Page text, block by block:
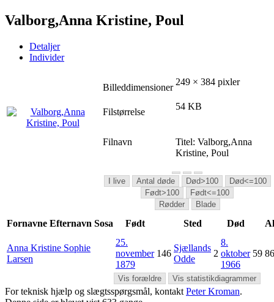
Valborg,Anna Kristine, Poul
Detaljer
Individer
Billeddimensioner
249 × 384 pixler
Filstørrelse
54 KB
Filnavn Titel: Valborg,Anna
Kristine, Poul
I live Antal døde Død>100
Død<=100
Født>100
Født<=100
Rødder
Blade
Fornavne Efternavn Sosa Født Sted Død
Vis forældre Vis statistikdiagrammer
Anna Kristine Sophie
Larsen
25.
november
1879
146
Sjællands
Odde
2
8.
oktober
1966
59 86
For teknisk hjælp og slægtsspørgsmål, kontakt Peter Kroman.